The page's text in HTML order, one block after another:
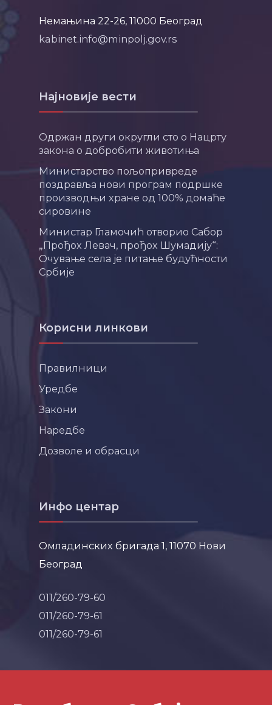
Немањина 22-26, 11000 Београд
kabinet.info@minpolj.gov.rs
Најновије вести
Одржан други округли сто о Нацрту
закона о добробити животиња
Министарство пољопривреде
поздравља нови програм подршке
производњи хране од 100% домаће
сировине
Министар Гламочић отворио Сабор
„Прођох Левач, прођох Шумадију“:
Очување села је питање будућности
Србије
Корисни линкови
Правилници
Уредбе
Закони
Наредбе
Дозволе и обрасци
Инфо центар
Омладинских бригада 1, 11070 Нови
Београд
011/260-79-60
011/260-79-61
011/260-79-61